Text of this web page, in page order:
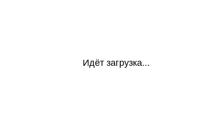
Идёт загрузка...